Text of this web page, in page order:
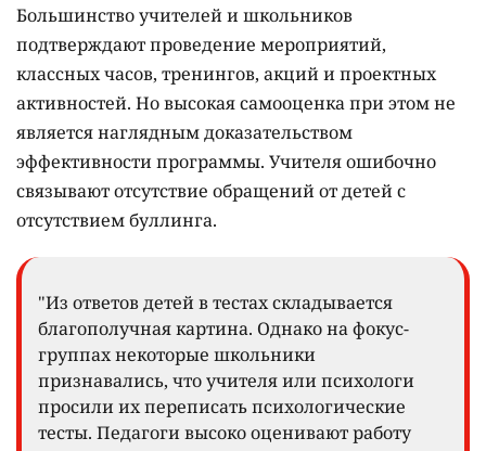
Большинство учителей и школьников
подтверждают проведение мероприятий,
классных часов, тренингов, акций и проектных
активностей. Но высокая самооценка при этом не
является наглядным доказательством
эффективности программы. Учителя ошибочно
связывают отсутствие обращений от детей с
отсутствием буллинга.
"Из ответов детей в тестах складывается
благополучная картина. Однако на фокус-
группах некоторые школьники
признавались, что учителя или психологи
просили их переписать психологические
тесты. Педагоги высоко оценивают работу